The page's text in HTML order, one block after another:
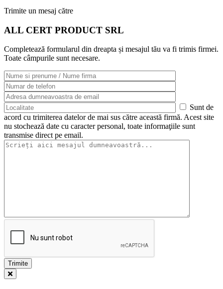
Trimite un mesaj către
ALL CERT PRODUCT SRL
Completează formularul din dreapta și mesajul tău va fi trimis firmei.
Toate câmpurile sunt necesare.
Sunt de
acord cu trimiterea datelor de mai sus către această firmă. Acest site
nu stochează date cu caracter personal, toate informaţiile sunt
transmise direct pe email.